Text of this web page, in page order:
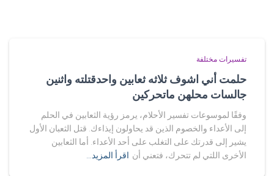
تفسيرات مختلفة
حلمت أني اشوف ثلاثه ثعابين واحدقتلته واثنين
جالسات محلهن ماتحركين
وفقًا لموسوعات تفسير الأحلام، يرمز رؤية الثعابين في الحلم
إلى الأعداء والخصوم الذين قد يحاولون إيذاءك. قتل الثعبان الأول
يشير إلى قدرتك على التغلب على أحد الأعداء. أما الثعابين
الأخرى اللتي لم تتحرك، فتعني أن اقرأ المزيد…